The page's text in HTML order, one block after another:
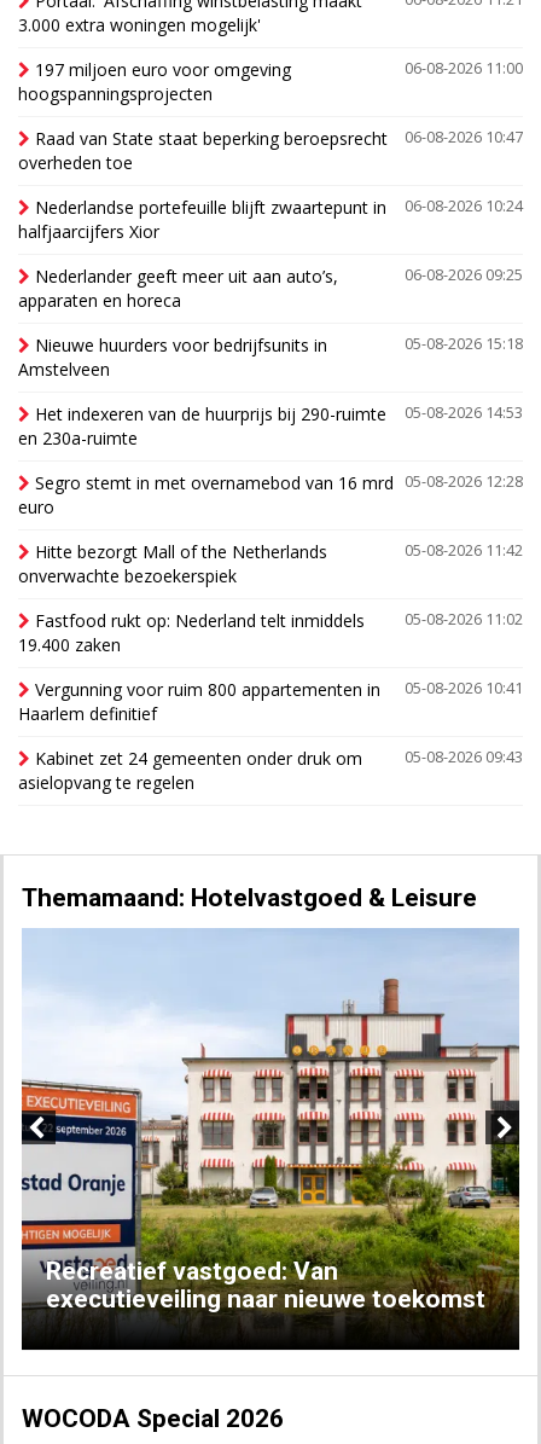
3.000 extra woningen mogelijk'
06-08-2026 11:00
197 miljoen euro voor omgeving
hoogspanningsprojecten
06-08-2026 10:47
Raad van State staat beperking beroepsrecht
overheden toe
06-08-2026 10:24
Nederlandse portefeuille blijft zwaartepunt in
halfjaarcijfers Xior
06-08-2026 09:25
Nederlander geeft meer uit aan auto’s,
apparaten en horeca
05-08-2026 15:18
Nieuwe huurders voor bedrijfsunits in
Amstelveen
05-08-2026 14:53
Het indexeren van de huurprijs bij 290-ruimte
en 230a-ruimte
05-08-2026 12:28
Segro stemt in met overnamebod van 16 mrd
euro
05-08-2026 11:42
Hitte bezorgt Mall of the Netherlands
onverwachte bezoekerspiek
05-08-2026 11:02
Fastfood rukt op: Nederland telt inmiddels
19.400 zaken
05-08-2026 10:41
Vergunning voor ruim 800 appartementen in
Haarlem definitief
05-08-2026 09:43
Kabinet zet 24 gemeenten onder druk om
asielopvang te regelen
Themamaand: Hotelvastgoed & Leisure
Recreatief vastgoed: Van
executieveiling naar nieuwe toekomst
Next
WOCODA Special 2026